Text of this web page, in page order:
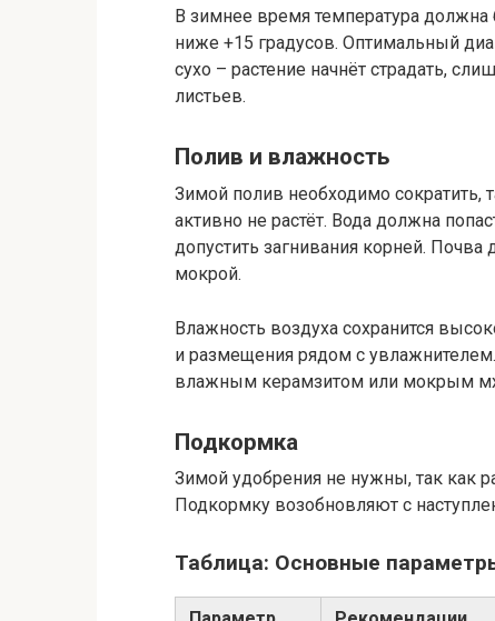
В зимнее время температура
ниже +15 градусов. Оптимальный
сухо – растение начнёт страдать,
листьев.
Полив и влажность
Зимой полив необходимо сократить,
активно не растёт. Вода должна
допустить загнивания корней.
мокрой.
Влажность воздуха сохранится
и размещения рядом с
влажным керамзитом или мокрым
Подкормка
Зимой удобрения не нужны, так как
Подкормку возобновляют с
Таблица: Основные